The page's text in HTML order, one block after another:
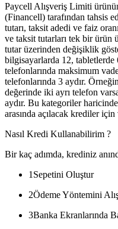
Paycell Alışveriş Limiti
(Financell) tarafından tahsis
tutarı, taksit adedi ve faiz
ve taksit tutarları tek bir ürün
tutar üzerinden değişiklik
bilgisayarlarda 12, tabletlerde
telefonlarında maksimum
telefonlarında 3 aydır.
değerinde iki ayrı telefon
aydır. Bu kategoriler
arasında açılacak krediler için
Nasıl Kredi Kullanabilirim ?
Bir kaç adımda, krediniz
1 Sepetini Oluştur
2Ödeme Yöntemini
3Banka Ekranlarında